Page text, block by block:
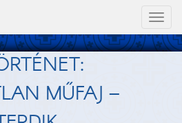
MŰFAJ –